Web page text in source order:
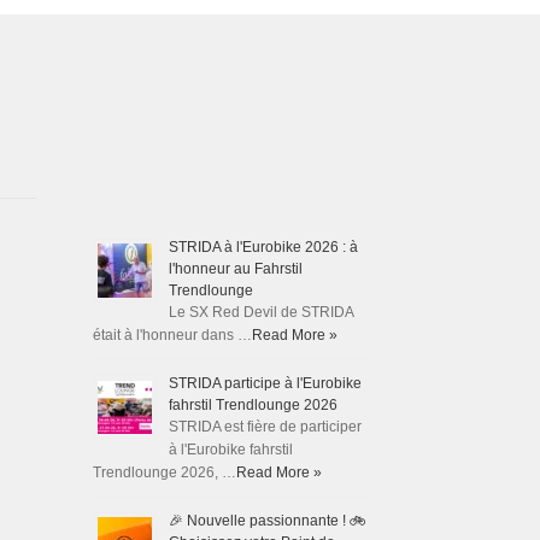
STRIDA à l'Eurobike 2026 : à
l'honneur au Fahrstil
Trendlounge
Le SX Red Devil de STRIDA
était à l'honneur dans … Read More »
STRIDA participe à l'Eurobike
fahrstil Trendlounge 2026
STRIDA est fière de participer
à l'Eurobike fahrstil
Trendlounge 2026, … Read More »
🎉 Nouvelle passionnante ! 🚲